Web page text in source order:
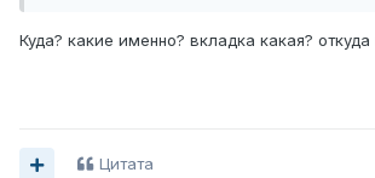
Куда? какие именно? вкладка какая?
Цитата